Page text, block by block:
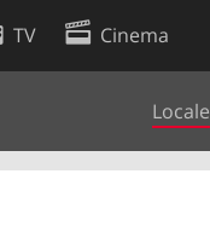
TV Cinema
Locale